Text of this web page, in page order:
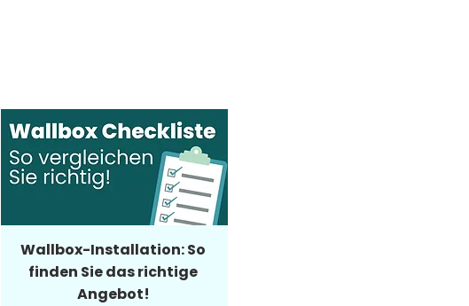
Wallbox-Installation: So
finden Sie das richtige
Angebot!